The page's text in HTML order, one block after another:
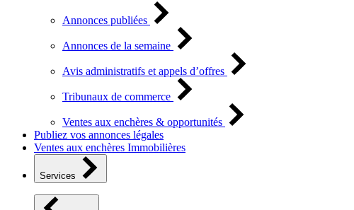
Annonces publiées
Annonces de la semaine
Avis administratifs et appels d’offres
Tribunaux de commerce
Ventes aux enchères & opportunités
Publiez vos annonces légales
Ventes aux enchères Immobilières
Services